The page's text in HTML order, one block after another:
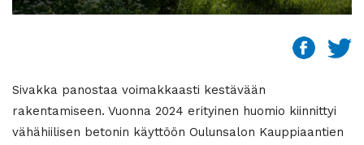
Sivakka panostaa voimakkaasti kestävään
rakentamiseen. Vuonna 2024 erityinen huomio kiinnittyi
vähähiilisen betonin käyttöön Oulunsalon Kauppiaantien